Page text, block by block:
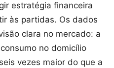
estratégia financeira
às partidas. Os dados
clara no mercado: a
no domicílio
vezes maior do que a